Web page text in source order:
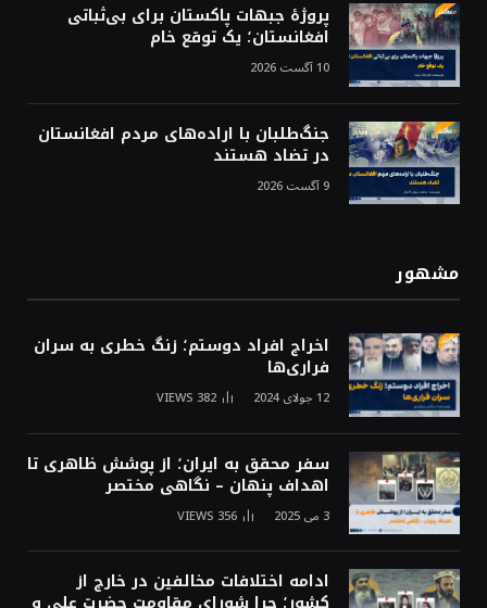
پروژهٔ جبهات پاکستان برای بی‌ثباتی
افغانستان؛ یک توقع خام
10 آگست 2026
جنگ‌طلبان با اراده‌های مردم افغانستان
در تضاد هستند
9 آگست 2026
مشهور
اخراج افراد دوستم؛ زنگ خطری به سران
فراری‌ها
12 جولای 2024 382
VIEWS
سفر محقق به ایران؛ از پوشش ظاهری تا
اهداف پنهان – نگاهی مختصر
3 می 2025 356
VIEWS
ادامه اختلافات مخالفین در خارج از